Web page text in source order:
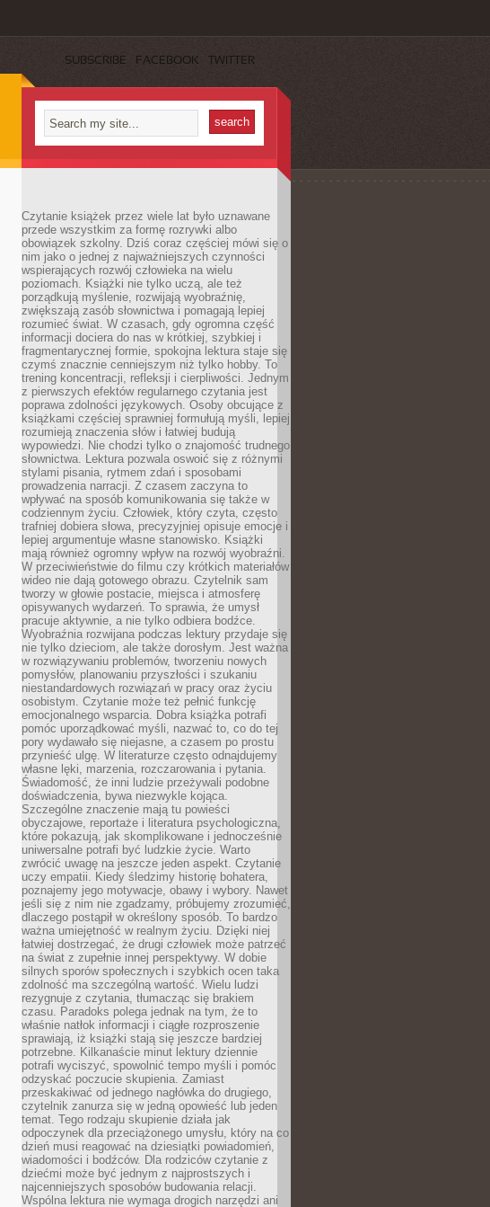
SUBSCRIBE FACEBOOK TWITTER
Czytanie książek przez wiele lat było uznawane
przede wszystkim za formę rozrywki albo
obowiązek szkolny. Dziś coraz częściej mówi się o
nim jako o jednej z najważniejszych czynności
wspierających rozwój człowieka na wielu
poziomach. Książki nie tylko uczą, ale też
porządkują myślenie, rozwijają wyobraźnię,
zwiększają zasób słownictwa i pomagają lepiej
rozumieć świat. W czasach, gdy ogromna część
informacji dociera do nas w krótkiej, szybkiej i
fragmentarycznej formie, spokojna lektura staje się
czymś znacznie cenniejszym niż tylko hobby. To
trening koncentracji, refleksji i cierpliwości. Jednym
z pierwszych efektów regularnego czytania jest
poprawa zdolności językowych. Osoby obcujące z
książkami częściej sprawniej formułują myśli, lepiej
rozumieją znaczenia słów i łatwiej budują
wypowiedzi. Nie chodzi tylko o znajomość trudnego
słownictwa. Lektura pozwala oswoić się z różnymi
stylami pisania, rytmem zdań i sposobami
prowadzenia narracji. Z czasem zaczyna to
wpływać na sposób komunikowania się także w
codziennym życiu. Człowiek, który czyta, często
trafniej dobiera słowa, precyzyjniej opisuje emocje i
lepiej argumentuje własne stanowisko. Książki
mają również ogromny wpływ na rozwój wyobraźni.
W przeciwieństwie do filmu czy krótkich materiałów
wideo nie dają gotowego obrazu. Czytelnik sam
tworzy w głowie postacie, miejsca i atmosferę
opisywanych wydarzeń. To sprawia, że umysł
pracuje aktywnie, a nie tylko odbiera bodźce.
Wyobraźnia rozwijana podczas lektury przydaje się
nie tylko dzieciom, ale także dorosłym. Jest ważna
w rozwiązywaniu problemów, tworzeniu nowych
pomysłów, planowaniu przyszłości i szukaniu
niestandardowych rozwiązań w pracy oraz życiu
osobistym. Czytanie może też pełnić funkcję
emocjonalnego wsparcia. Dobra książka potrafi
pomóc uporządkować myśli, nazwać to, co do tej
pory wydawało się niejasne, a czasem po prostu
przynieść ulgę. W literaturze często odnajdujemy
własne lęki, marzenia, rozczarowania i pytania.
Świadomość, że inni ludzie przeżywali podobne
doświadczenia, bywa niezwykle kojąca.
Szczególne znaczenie mają tu powieści
obyczajowe, reportaże i literatura psychologiczna,
które pokazują, jak skomplikowane i jednocześnie
uniwersalne potrafi być ludzkie życie. Warto
zwrócić uwagę na jeszcze jeden aspekt. Czytanie
uczy empatii. Kiedy śledzimy historię bohatera,
poznajemy jego motywacje, obawy i wybory. Nawet
jeśli się z nim nie zgadzamy, próbujemy zrozumieć,
dlaczego postąpił w określony sposób. To bardzo
ważna umiejętność w realnym życiu. Dzięki niej
łatwiej dostrzegać, że drugi człowiek może patrzeć
na świat z zupełnie innej perspektywy. W dobie
silnych sporów społecznych i szybkich ocen taka
zdolność ma szczególną wartość. Wielu ludzi
rezygnuje z czytania, tłumacząc się brakiem
czasu. Paradoks polega jednak na tym, że to
właśnie natłok informacji i ciągłe rozproszenie
sprawiają, iż książki stają się jeszcze bardziej
potrzebne. Kilkanaście minut lektury dziennie
potrafi wyciszyć, spowolnić tempo myśli i pomóc
odzyskać poczucie skupienia. Zamiast
przeskakiwać od jednego nagłówka do drugiego,
czytelnik zanurza się w jedną opowieść lub jeden
temat. Tego rodzaju skupienie działa jak
odpoczynek dla przeciążonego umysłu, który na co
dzień musi reagować na dziesiątki powiadomień,
wiadomości i bodźców. Dla rodziców czytanie z
dziećmi może być jednym z najprostszych i
najcenniejszych sposobów budowania relacji.
Wspólna lektura nie wymaga drogich narzędzi ani